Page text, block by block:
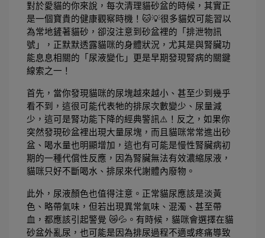
對於愛貓的你來說，每次清理貓砂盆的時候，其實正
是一個寶貴的健康觀察時機！🐱💡很多貓奴可能習以
為常地鏟著貓砂，卻沒注意到砂盆裡的「排泄物訊
號」，正默默透露貓咪的身體狀況，尤其是與腎臟功
能息息相關的「尿液變化」更是早期發現腎病的關鍵
線索之一！
首先，當你發現貓咪的尿塊越來越小、甚至少到幾乎
看不到，這很可能代表牠的排尿次數變少、尿量減
少，這可是腎功能下降的經典警訊⚠️！反之，如果你
突然發現砂盆裡出現大量尿塊，而且貓咪常常進出砂
盆、喝水量也明顯增加，這也有可能是慢性腎臟病初
期的一種代償性反應，因為腎臟無法有效濃縮尿液，
貓咪只好不斷喝水、排尿來代謝體內廢物。
此外，尿液顏色也值得注意。正常貓尿應該是淡黃
色、略帶氣味，但若出現異常氣味、混濁、甚至帶
血，都應該引起警覺 😿💦。有時候，貓咪會選擇在貓
砂盆外亂尿，也可能是因為排尿過程不適或疼痛導致